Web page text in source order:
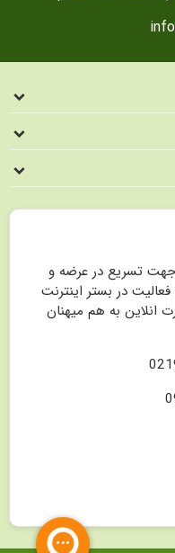
اینترنتی ایزومن از سال 97 جهت تسریع در عرضه و
در بستر اینترنت
انلاین به هم میهنان